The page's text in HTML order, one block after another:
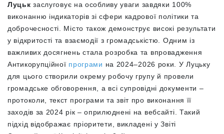
Луцькзаслуговує на особливу уваги завдяки 100%
виконанню індикаторів зі сфери кадрової політики та
доброчесності. Місто також демонструє високі результати
у відкритості та взаємодії з громадськістю. Одним із
важливих досягнень стала розробка та впровадження
Антикорупційної програми на 2024–2026 роки. У Луцьку
для цього створили окрему робочу групу й провели
громадське обговорення, а всі супровідні документи –
протоколи, текст програми та звіт про виконання її
заходів за 2024 рік – оприлюднені на вебсайті. Такий
підхід відображає пріоритети, викладені у Звіті